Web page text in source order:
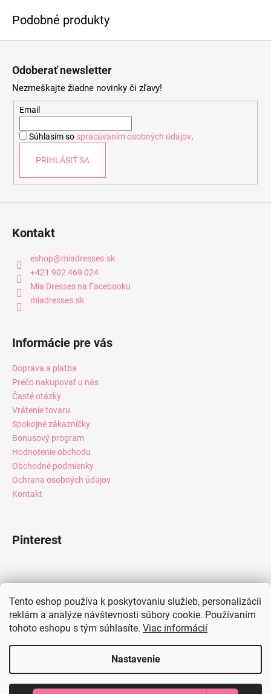
Tento eshop používa k poskytovaniu služieb, personalizácii
reklám a analýze návštevnosti súbory cookie. Používaním
tohoto eshopu s tým súhlasíte. Viac informácií
Nastavenie
Odoberať newsletter
Nezmeškajte žiadne novinky či zľavy!
Email
Súhlasím so spracúvaním osobných údajov.
PRIHLÁSIŤ SA
Kontakt
eshop@miadresses.sk
+421 902 469 024
Mia Dresses na Facebooku
miadresses.sk
Informácie pre vás
Doprava a platba
Prečo nakupovať u nás
Časté otázky
Vrátenie tovaru
Spokojné zákazníčky
Bonusový program
Hodnotenie obchodu
Obchodné podmienky
Ochrana osobných údajov
Kontakt
Pinterest
Instagram